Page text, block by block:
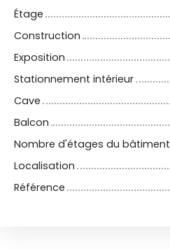
Étage
Construction
Exposition
Stationnement intérieur
Cave
Balcon
Nombre d'étages du bâtiment
Localisation
Référence